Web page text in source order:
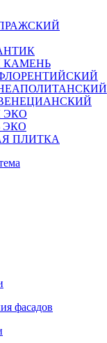
КАМЕНЬ
ЭКО
ЭКО
ПЛИТКА
фасадов